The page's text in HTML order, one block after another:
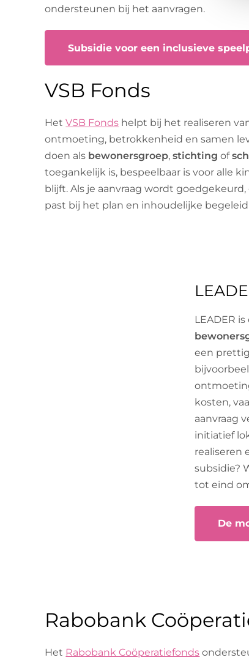
ondersteunen bij het aanvragen.
Subsidie voor een inclusieve
VSB Fonds
HetVSB Fonds helpt bij het realiseren
ontmoeting, betrokkenheid en samen
doen als bewonersgroep,stichting of
toegankelijk is, bespeelbaar is voor alle
blijft. Als je aanvraag wordt
past bij het plan en inhoudelijke
LEADER
een
kosten,
aanvraag
initiatief
realiseren
subsidie?
tot eind
De
Rabobank
Het Rabobank Coöperatiefonds